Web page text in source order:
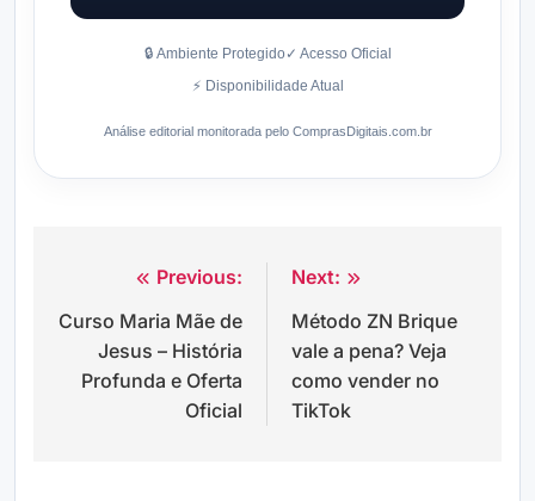
🔒 Ambiente Protegido ✓ Acesso Oficial
⚡ Disponibilidade Atual
Análise editorial monitorada pelo ComprasDigitais.com.br
Navegação
de
Post
Previous:
Curso Maria Mãe de
Jesus – História
Profunda e Oferta
Oficial
Next:
Método ZN Brique
vale a pena? Veja
como vender no
TikTok